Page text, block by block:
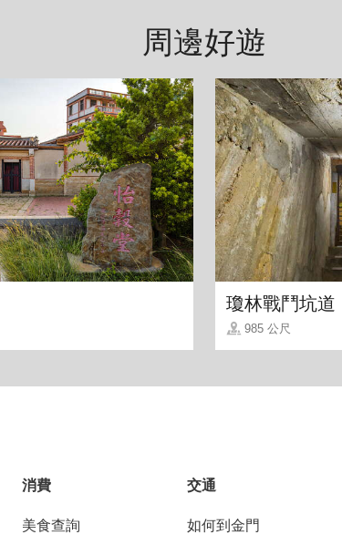
周邊好遊
瓊林戰鬥坑道
985 公尺
消費
美食查詢
交通
如何到金門